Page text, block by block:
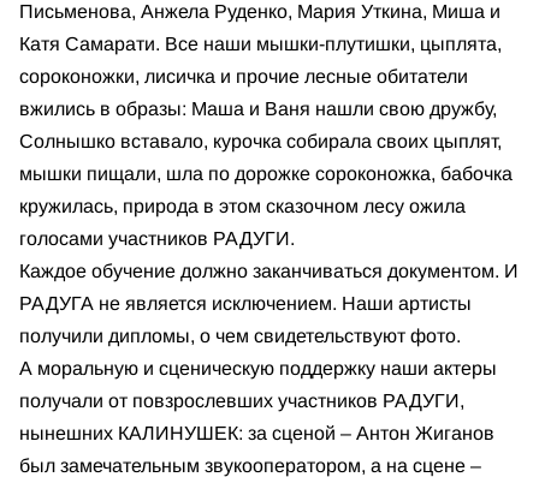
Письменова, Анжела Руденко, Мария Уткина, Миша и
Катя Самарати. Все наши мышки-плутишки, цыплята,
сороконожки, лисичка и прочие лесные обитатели
вжились в образы: Маша и Ваня нашли свою дружбу,
Солнышко вставало, курочка собирала своих цыплят,
мышки пищали, шла по дорожке сороконожка, бабочка
кружилась, природа в этом сказочном лесу ожила
голосами участников РАДУГИ.
Каждое обучение должно заканчиваться документом. И
РАДУГА не является исключением. Наши артисты
получили дипломы, о чем свидетельствуют фото.
А моральную и сценическую поддержку наши актеры
получали от повзрослевших участников РАДУГИ,
нынешних КАЛИНУШЕК: за сценой – Антон Жиганов
был замечательным звукооператором, а на сцене –